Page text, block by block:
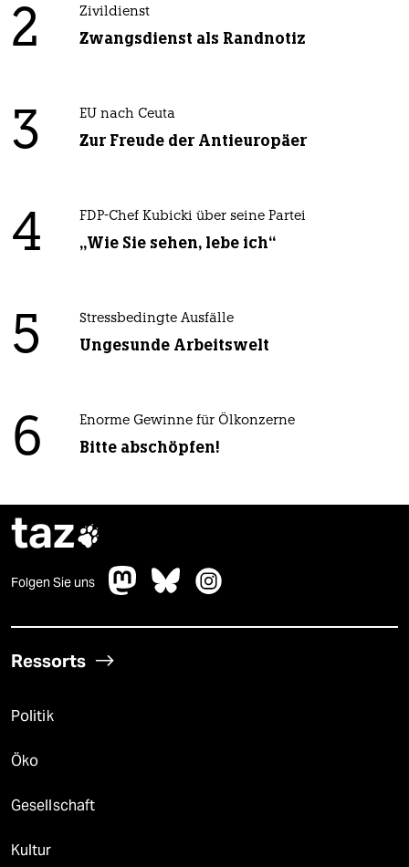
2 Zivildienst
Zwangsdienst als Randnotiz
3 EU nach Ceuta
Zur Freude der Antieuropäer
4 FDP-Chef Kubicki über seine Partei
„Wie Sie sehen, lebe ich“
5 Stressbedingte Ausfälle
Ungesunde Arbeitswelt
6 Enorme Gewinne für Ölkonzerne
Bitte abschöpfen!
taz
Folgen Sie uns
Ressorts
Politik
Öko
Gesellschaft
Kultur